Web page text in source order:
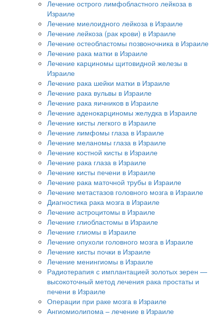
Лечение острого лимфобластного лейкоза в
Израиле
Лечение миелоидного лейкоза в Израиле
Лечение лейкоза (рак крови) в Израиле
Лечение остеобластомы позвоночника в Израиле
Лечение рака матки в Израиле
Лечение карциномы щитовидной железы в
Израиле
Лечение рака шейки матки в Израиле
Лечение рака вульвы в Израиле
Лечение рака яичников в Израиле
Лечение аденокарциномы желудка в Израиле
Лечение кисты легкого в Израиле
Лечение лимфомы глаза в Израиле
Лечение меланомы глаза в Израиле
Лечение костной кисты в Израиле
Лечение рака глаза в Израиле
Лечение кисты печени в Израиле
Лечение рака маточной трубы в Израиле
Лечение метастазов головного мозга в Израиле
Диагностика рака мозга в Израиле
Лечение астроцитомы в Израиле
Лечение глиобластомы в Израиле
Лечение глиомы в Израиле
Лечение опухоли головного мозга в Израиле
Лечение кисты почки в Израиле
Лечение менингиомы в Израиле
Радиотерапия с имплантацией золотых зерен —
высокоточный метод лечения рака простаты и
печени в Израиле
Операции при раке мозга в Израиле
Ангиомиолипома – лечение в Израиле